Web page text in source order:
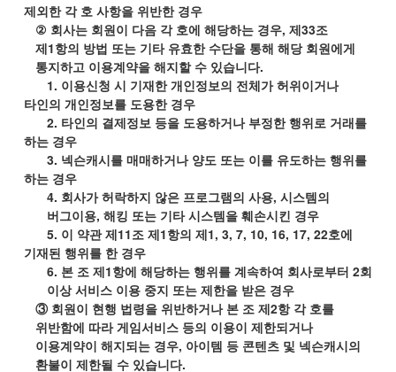
제외한 각 호 사항을 위반한 경우
② 회사는 회원이 다음 각 호에 해당하는 경우, 제33조
제1항의 방법 또는 기타 유효한 수단을 통해 해당 회원에게
통지하고 이용계약을 해지할 수 있습니다.
1. 이용신청 시 기재한 개인정보의 전체가 허위이거나
타인의 개인정보를 도용한 경우
2. 타인의 결제정보 등을 도용하거나 부정한 행위로 거래를
하는 경우
3. 넥슨캐시를 매매하거나 양도 또는 이를 유도하는 행위를
하는 경우
4. 회사가 허락하지 않은 프로그램의 사용,시스템의
버그이용,해킹 또는 기타 시스템을 훼손시킨 경우
5. 이 약관 제11조 제1항의 제1, 3, 7, 10, 16, 17, 22호에
기재된 행위를 한 경우
6. 본 조 제1항에 해당하는 행위를 계속하여 회사로부터 2회
이상 서비스 이용 중지 또는 제한을 받은 경우
③ 회원이 현행 법령을 위반하거나 본 조 제2항 각 호를
위반함에 따라 게임서비스 등의 이용이 제한되거나
이용계약이 해지되는 경우, 아이템 등 콘텐츠 및 넥슨캐시의
환불이 제한될 수 있습니다.